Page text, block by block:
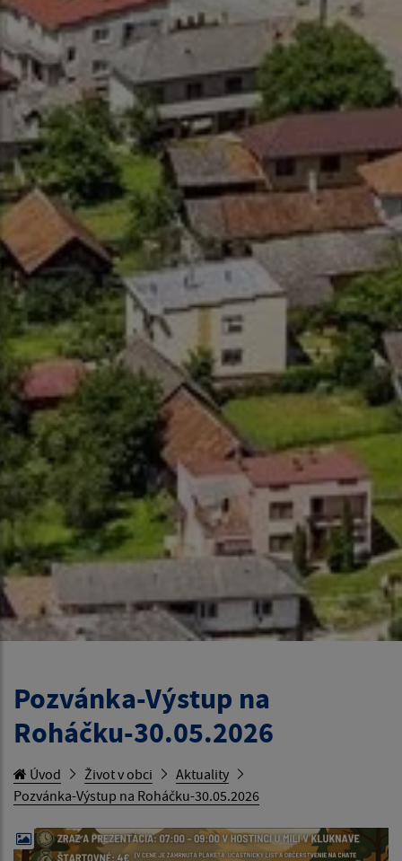
Pozvánka-Výstup na
Roháčku-30.05.2026
Úvod Život v obci
Aktuality
Pozvánka-Výstup na Roháčku-30.05.2026